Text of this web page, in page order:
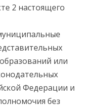
2 настоящего
или
Федерации и
без